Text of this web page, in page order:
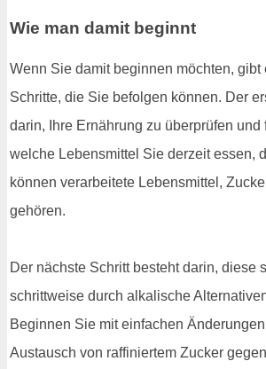
Wie man damit beginnt
Wenn Sie damit beginnen möchten,
Schritte, die Sie befolgen können. Der
darin, Ihre Ernährung zu überprüfen und
welche Lebensmittel Sie derzeit essen,
können verarbeitete Lebensmittel,
gehören.
Der nächste Schritt besteht darin, diese
schrittweise durch alkalische
Beginnen Sie mit einfachen
Austausch von raffiniertem Zucker